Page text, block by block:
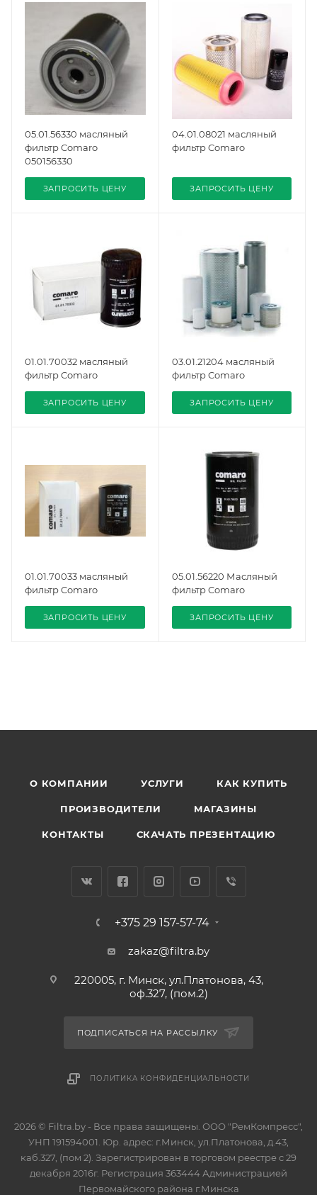
05.01.56330 масляный
фильтр Comaro
050156330
ЗАПРОСИТЬ ЦЕНУ
04.01.08021 масляный
фильтр Comaro
ЗАПРОСИТЬ ЦЕНУ
01.01.70032 масляный
фильтр Comaro
ЗАПРОСИТЬ ЦЕНУ
03.01.21204 масляный
фильтр Comaro
ЗАПРОСИТЬ ЦЕНУ
01.01.70033 масляный
фильтр Comaro
ЗАПРОСИТЬ ЦЕНУ
05.01.56220 Масляный
фильтр Comaro
ЗАПРОСИТЬ ЦЕНУ
О КОМПАНИИ УСЛУГИ КАК КУПИТЬ
ПРОИЗВОДИТЕЛИ МАГАЗИНЫ
КОНТАКТЫ СКАЧАТЬ ПРЕЗЕНТАЦИЮ
+375 29 157-57-74
zakaz@filtra.by
220005, г. Минск, ул.Платонова, 43,
оф.327, (пом.2)
ПОДПИСАТЬСЯ НА РАССЫЛКУ
ПОЛИТИКА КОНФИДЕНЦИАЛЬНОСТИ
2026 © Filtra.by - Все права защищены. ООО "РемКомпресс",
УНП 191594001. Юр. адрес: г.Минск, ул.Платонова, д.43,
каб.327, (пом 2). Зарегистрирован в торговом реестре с 29
декабря 2016г. Регистрация 363444 Администрацией
Первомайского района г.Минска